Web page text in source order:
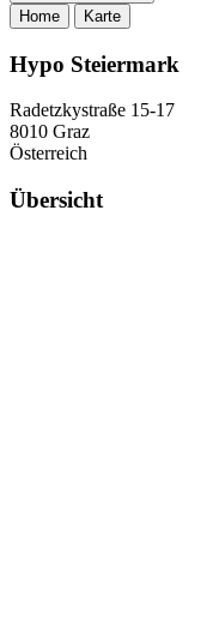
Home Karte
Hypo Steiermark
Radetzkystraße 15-17
8010 Graz
Österreich
Übersicht